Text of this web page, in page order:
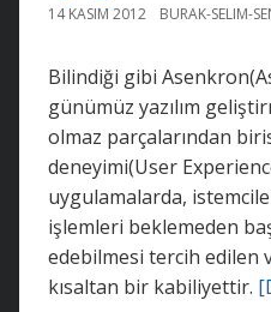
14 KASIM 2012 BURAK-SELIM-
Bilindiği gibi
günümüz yazılım
olmaz parçalarından
deneyimi(User
uygulamalarda,
işlemleri beklemeden
edebilmesi tercih edilen
kısaltan bir kabiliyettir.